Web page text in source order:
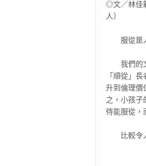
——《滾石
——傑羅姆
番設計，目
權威的結果
不同的意見
因此，在
你站起來
頂嘴，也不
著我們的生
威都能做到
與不滿，
史丹利．
◎文／林佳
人）
服從是人
我們的文
「順從」
升到倫理價
之，小孩子
待能服從，
比較令人
十歲，當